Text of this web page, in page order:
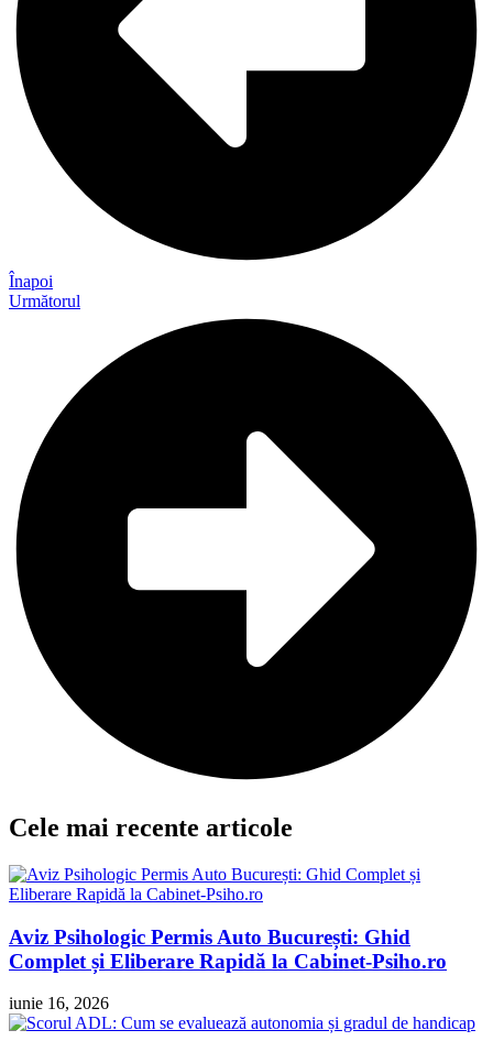
Înapoi
Următorul
Cele mai recente articole
Aviz Psihologic Permis Auto București: Ghid
Complet și Eliberare Rapidă la Cabinet-Psiho.ro
iunie 16, 2026